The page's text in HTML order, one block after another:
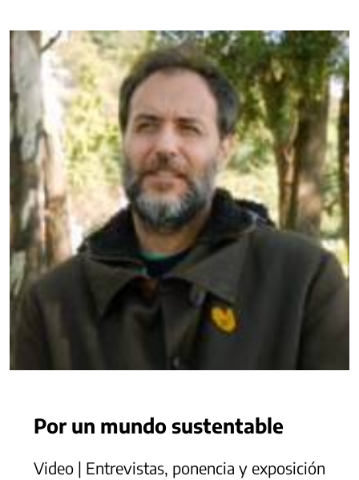
Por un mundo sustentable
Video | Entrevistas, ponencia y exposición